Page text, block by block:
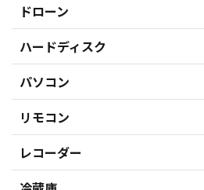
ドローン
ハードディスク
パソコン
リモコン
レコーダー